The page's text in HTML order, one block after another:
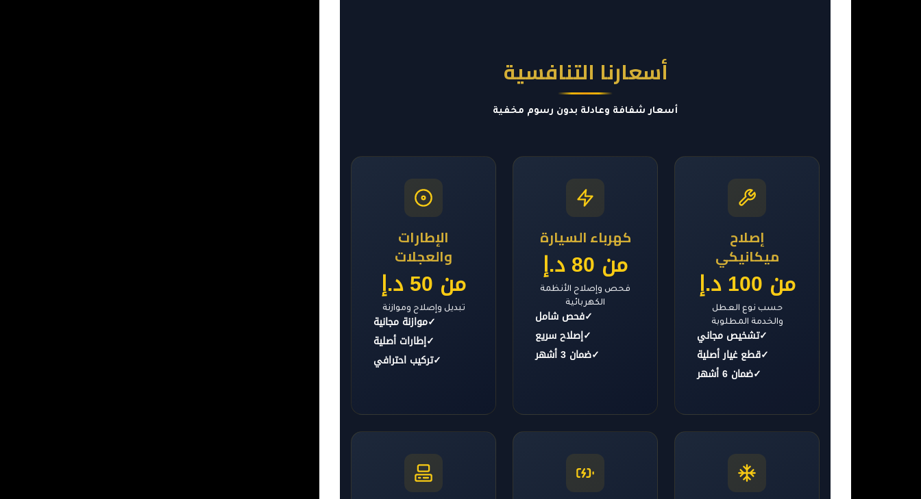
أسعارنا التنافسية
أسعار شفافة وعادلة بدون رسوم مخفية
إصلاح
ميكانيكي
من 100 د.إ
حسب نوع العطل
والخدمة المطلوبة
✓تشخيص مجاني
✓قطع غيار أصلية
✓ضمان 6 أشهر
كهرباء السيارة
من 80 د.إ
فحص وإصلاح الأنظمة
الكهربائية
✓فحص شامل
✓إصلاح سريع
✓ضمان 3 أشهر
الإطارات
والعجلات
من 50 د.إ
تبديل وإصلاح وموازنة
✓موازنة مجانية
✓إطارات أصلية
✓تركيب احترافي